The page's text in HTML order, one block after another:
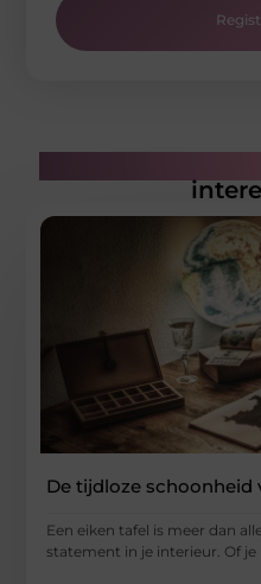
De tijdloze schoonheid
Een eiken tafel is meer dan
statement in je interieur. Of je